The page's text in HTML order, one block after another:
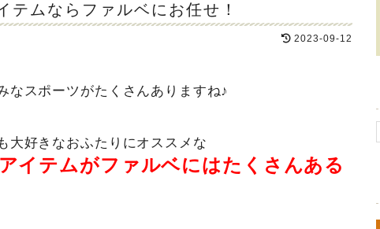
テムならファルベにお任せ！
2023-09-12
なスポーツがたくさんありますね♪
大好きなおふたりにオススメな
イテムがファルベにはたくさんある